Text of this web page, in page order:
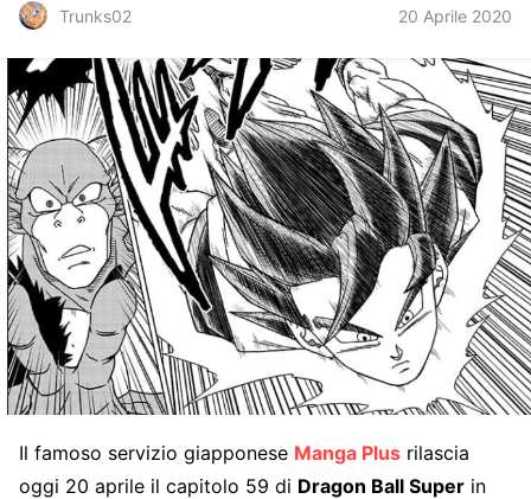
Trunks02 20 Aprile 2020
Il famoso servizio giapponese Manga Plus rilascia
oggi 20 aprile il capitolo 59 di Dragon Ball Super in